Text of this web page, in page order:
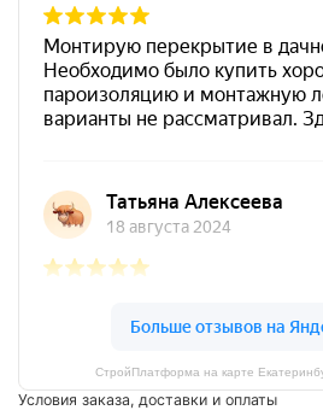
СтройПлатформа на карте
Условия заказа, доставки и оплаты